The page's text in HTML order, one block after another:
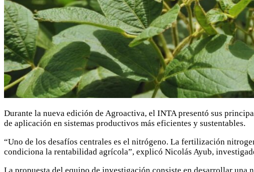
Durante la nueva edición de Agroactiva, el INTA presentó sus
de aplicación en sistemas productivos más eficientes y sustentables.
“Uno de los desafíos centrales es el nitrógeno. La fertilización
condiciona la rentabilidad agrícola”, explicó Nicolás Ayub,